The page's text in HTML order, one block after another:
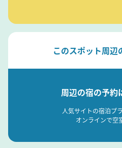
このスポット周辺
周辺の宿の予約
人気サイトの宿泊プ
オンラインで空